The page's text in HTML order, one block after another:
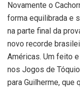
Novamente o
forma equilibrada e
na parte final da
novo recorde
Américas. Um feito
nos Jogos de
para Guilherme, que